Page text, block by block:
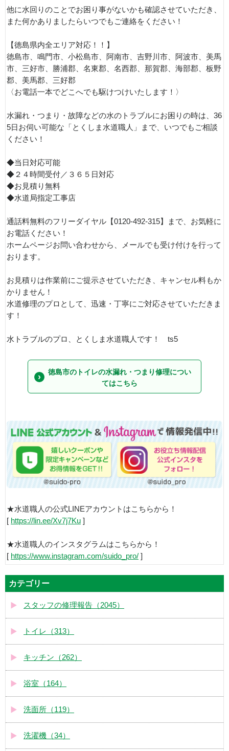
他に水回りのことでお困り事がないかも確認させていただき、
また何かありましたらいつでもご連絡をください！
【徳島県内全エリア対応！！】
徳島市、鳴門市、小松島市、阿南市、吉野川市、阿波市、美馬
市、三好市、勝浦郡、名東郡、名西郡、那賀郡、海部郡、板野
郡、美馬郡、三好郡
〈お電話一本でどこへでも駆けつけいたします！〉
水漏れ・つまり・故障などの水のトラブルにお困りの時は、36
5日お伺い可能な「とくしま水道職人」まで、いつでもご相談
ください！
◆当日対応可能
◆２４時間受付／３６５日対応
◆お見積り無料
◆水道局指定工事店
通話料無料のフリーダイヤル【0120-492-315】まで、お気軽に
お電話ください！
ホームページお問い合わせから、メールでも受け付けを行って
おります。
お見積りは作業前にご提示させていただき、キャンセル料もか
かりません！
水道修理のプロとして、迅速・丁寧にご対応させていただきま
す！
水トラブルのプロ、とくしま水道職人です！ ts5
徳島市のトイレの水漏れ・つまり修理につい
てはこちら
★水道職人の公式LINEアカウントはこちらから！
[ https://lin.ee/Xv7j7Ku ]
★水道職人のインスタグラムはこちらから！
[ https://www.instagram.com/suido_pro/ ]
カテゴリー
スタッフの修理報告（2045）
トイレ（313）
キッチン（262）
浴室（164）
洗面所（119）
洗濯機（34）